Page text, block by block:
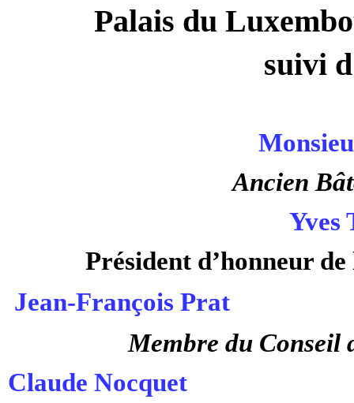
Palais du
suivi
Ancien
Yves
Président d’honneur de
Jean-François Prat
Membre du Conseil
Claude Nocquet